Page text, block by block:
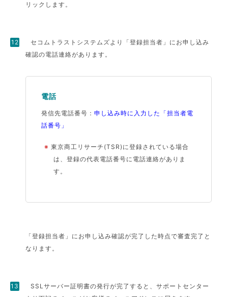
リックします。
セコムトラストシステムズより「登録担当者」にお申し込み
確認の電話連絡があります。
電話
発信先電話番号：申し込み時に入力した「担当者電
話番号」
※東京商工リサーチ(TSR)に登録されている場合
は、登録の代表電話番号に電話連絡がありま
す。
「登録担当者」にお申し込み確認が完了した時点で審査完了と
なります。
SSLサーバー証明書の発行が完了すると、サポートセンター